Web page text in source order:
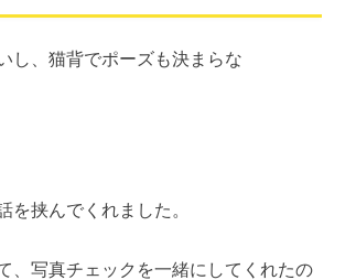
し、猫背でポーズも決まらな
を挟んでくれました。
、写真チェックを一緒にしてくれたの